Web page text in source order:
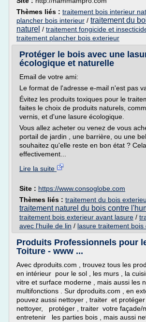
Thèmes liés : traitement bois interieur
plancher bois interieur / traitement du
naturel / traitement fongicide et
traitement plancher bois exterieur
Protéger le bois avec une
écologique et naturelle
Email de votre ami:
Le format de l'adresse e-mail n'est pas
Évitez les produits toxiques pour le
faites le choix de produits naturels,
vernis, et d'une lasure écologique.
Vous allez acheter ou venez de vous
portail de jardin , une barrière, ou une
souhaitez qu'elle reste en bon état ?
effectivement...
Lire la suite
Site : https://www.consoglobe.com
Thèmes liés : traitement du bois
traitement naturel du bois contre
traitement bois exterieur avant lasure /
avec l'huile de lin / lasure traitement bois
Produits Professionnels pour
Toiture - www ...
Avec dproduits.com , trouvez tous les
en intérieur pour le sol , les murs , la
vitre et surface moderne , mais aussi les
multifonctions . Sur dproduits.com , en
pouvez aussi nettoyer , traiter et protéger
nettoyer, protéger , traiter votre façade/
entretenir les parties bois , mais aussi